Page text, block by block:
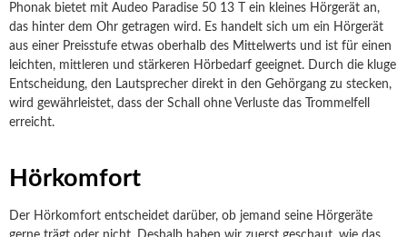
Phonak bietet mit Audeo Paradise 50 13 T ein kleines Hörgerät an,
das hinter dem Ohr getragen wird. Es handelt sich um ein Hörgerät
aus einer Preisstufe etwas oberhalb des Mittelwerts und ist für einen
leichten, mittleren und stärkeren Hörbedarf geeignet. Durch die kluge
Entscheidung, den Lautsprecher direkt in den Gehörgang zu stecken,
wird gewährleistet, dass der Schall ohne Verluste das Trommelfell
erreicht.
Hörkomfort
Der Hörkomfort entscheidet darüber, ob jemand seine Hörgeräte